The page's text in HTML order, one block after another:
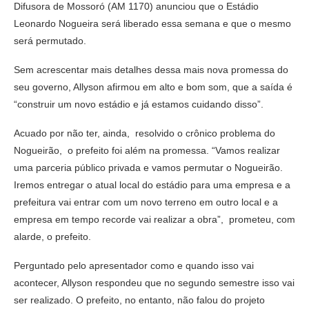
Difusora de Mossoró (AM 1170) anunciou que o Estádio
Leonardo Nogueira será liberado essa semana e que o mesmo
será permutado.
Sem acrescentar mais detalhes dessa mais nova promessa do
seu governo, Allyson afirmou em alto e bom som, que a saída é
“construir um novo estádio e já estamos cuidando disso”.
Acuado por não ter, ainda, resolvido o crônico problema do
Nogueirão, o prefeito foi além na promessa. “Vamos realizar
uma parceria público privada e vamos permutar o Nogueirão.
Iremos entregar o atual local do estádio para uma empresa e a
prefeitura vai entrar com um novo terreno em outro local e a
empresa em tempo recorde vai realizar a obra”, prometeu, com
alarde, o prefeito.
Perguntado pelo apresentador como e quando isso vai
acontecer, Allyson respondeu que no segundo semestre isso vai
ser realizado. O prefeito, no entanto, não falou do projeto